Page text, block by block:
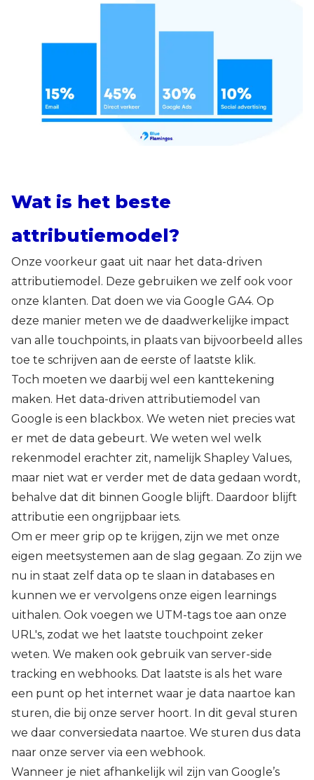
Wat is het beste
attributiemodel?
Onze voorkeur gaat uit naar het data-driven
attributiemodel. Deze gebruiken we zelf ook voor
onze klanten. Dat doen we via Google GA4. Op
deze manier meten we de daadwerkelijke impact
van alle touchpoints, in plaats van bijvoorbeeld alles
toe te schrijven aan de eerste of laatste klik.
Toch moeten we daarbij wel een kanttekening
maken. Het data-driven attributiemodel van
Google is een blackbox. We weten niet precies wat
er met de data gebeurt. We weten wel welk
rekenmodel erachter zit, namelijk Shapley Values,
maar niet wat er verder met de data gedaan wordt,
behalve dat dit binnen Google blijft. Daardoor blijft
attributie een ongrijpbaar iets.
Om er meer grip op te krijgen, zijn we met onze
eigen meetsystemen aan de slag gegaan. Zo zijn we
nu in staat zelf data op te slaan in databases en
kunnen we er vervolgens onze eigen learnings
uithalen. Ook voegen we UTM-tags toe aan onze
URL's, zodat we het laatste touchpoint zeker
weten. We maken ook gebruik van server-side
tracking en webhooks. Dat laatste is als het ware
een punt op het internet waar je data naartoe kan
sturen, die bij onze server hoort. In dit geval sturen
we daar conversiedata naartoe. We sturen dus data
naar onze server via een webhook.
Wanneer je niet afhankelijk wil zijn van Google’s